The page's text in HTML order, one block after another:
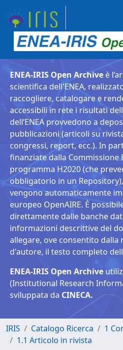
ENEA-IRIS Open Archive è
scientifica dell'ENEA,
raccogliere, catalogare e
accessibili in rete i risultati
dell’ENEA provvedono a
pubblicazioni (articoli su
congressi, report, ecc.). In
finanziate dalla Commissione
programma H2020 (che
obbligatorio in un
vengono automaticamente
europeo OpenAIRE. È
direttamente dalle banche
informazioni descrittive del
allegare, ove consentito
d'autore, il testo completo
ENEA-IRIS Open Archive
(Institutional Research
sviluppata da CINECA.
IRIS Catalogo Ricerca
1
1.1 Articolo in rivista